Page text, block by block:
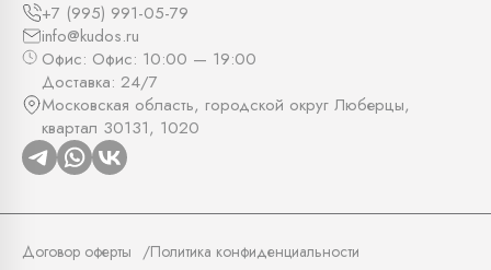
+7 (995) 991-05-79
info@kudos.ru
Офис: Офис: 10:00 — 19:00
Доставка: 24/7
Московская область, городской округ Люберцы,
квартал 30131, 1020
Договор оферты Политика конфиденциальности